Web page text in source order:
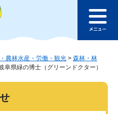
ジの本文へ
ュ
農林水産・労働・観光 > 森林・林
阜県緑の博士（グリーンドクター）